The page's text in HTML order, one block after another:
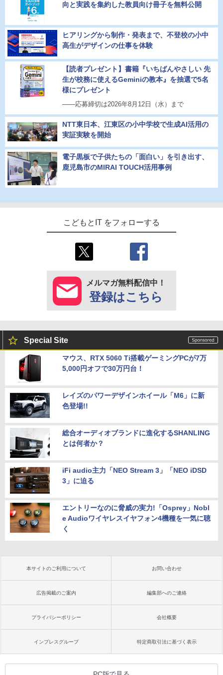
向と実践を集約した教員向け冊子を無料公開
ヒアリングから制作・発表まで、不登校の小中
高生がデザインの仕事を体験
【読者プレゼント】書籍『いちばんやさしい 先
生が校務に使えるGeminiの教本』を抽選で5名
様にプレゼント
――応募締切は2026年8月12日（水）まで
NTT東日本、江東区の小中学校で生成AI活用の
実証実験を開始
電子黒板で子供たちの「面白い」を引き出す、
鹿児島市のMIRAI TOUCH活用事例
こどもとIT をフォローする
メルマガ無料配信中！
登録はこちら
Special Site
マウス、RTX 5060 Ti搭載ゲーミングPCが7万
5,000円オフで30万円台！
レイズのパワーデザインホイール「M6」に新
色登場!!
総合オーディオブランドに進化するSHANLING
とは何者か？
iFi audio主力「NEO Stream 3」「NEO iDSD
3」に迫る
エントリーなのに脅威の実力!「Osprey」Nobl
e Audioワイヤレスイヤフォン4機種を一気に聴
く
本サイトのご利用について お問い合わせ
広告掲載のご案内 編集部へのご連絡
プライバシーポリシー 会社概要
インプレスグループ 特定商取引法に基づく表示